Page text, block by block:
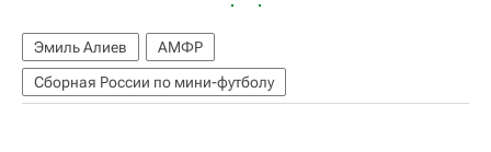
Эмиль Алиев
АМФР
Сборная России по мини-футболу